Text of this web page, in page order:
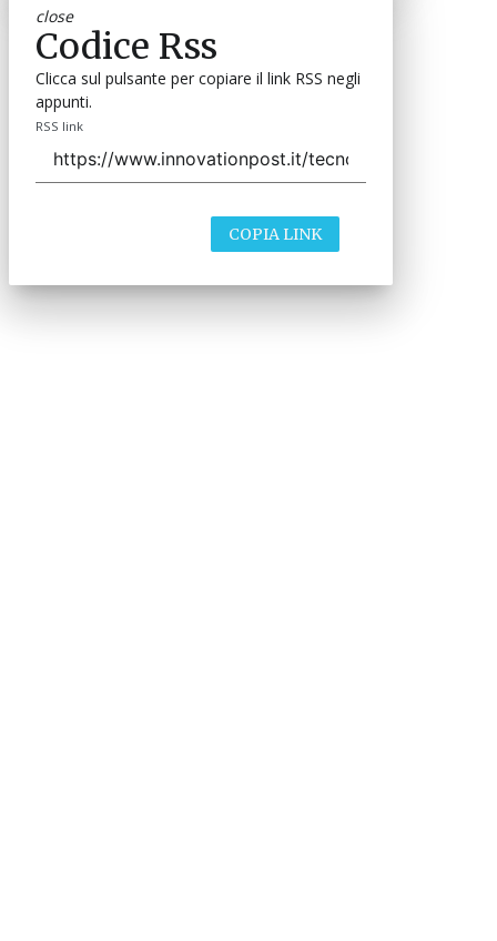
close
Codice Rss
Clicca sul pulsante per copiare il link RSS negli
appunti.
RSS link
COPIA LINK